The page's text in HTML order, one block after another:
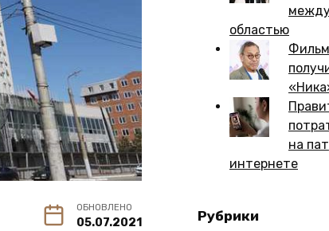
ОБНОВЛЕНО
05.07.2021
областью
на
интернете
Рубрики